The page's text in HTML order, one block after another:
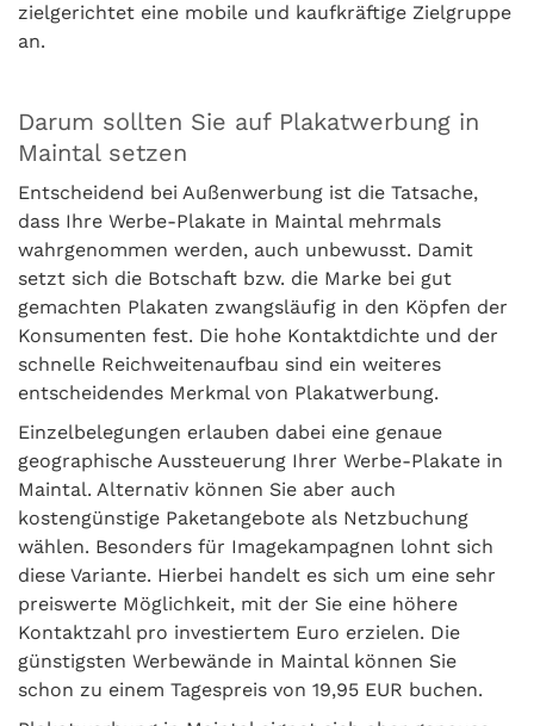
zielgerichtet eine mobile und kaufkräftige Zielgruppe
an.
Darum sollten Sie auf Plakatwerbung in
Maintal setzen
Entscheidend bei Außenwerbung ist die Tatsache,
dass Ihre Werbe-Plakate in Maintal mehrmals
wahrgenommen werden, auch unbewusst. Damit
setzt sich die Botschaft bzw. die Marke bei gut
gemachten Plakaten zwangsläufig in den Köpfen der
Konsumenten fest. Die hohe Kontaktdichte und der
schnelle Reichweitenaufbau sind ein weiteres
entscheidendes Merkmal von Plakatwerbung.
Einzelbelegungen erlauben dabei eine genaue
geographische Aussteuerung Ihrer Werbe-Plakate in
Maintal. Alternativ können Sie aber auch
kostengünstige Paketangebote als Netzbuchung
wählen. Besonders für Imagekampagnen lohnt sich
diese Variante. Hierbei handelt es sich um eine sehr
preiswerte Möglichkeit, mit der Sie eine höhere
Kontaktzahl pro investiertem Euro erzielen. Die
günstigsten Werbewände in Maintal können Sie
schon zu einem Tagespreis von 19,95 EUR buchen.